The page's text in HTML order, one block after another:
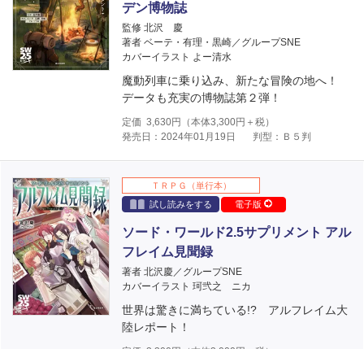
デン博物誌
監修 北沢 慶
著者 ベーテ・有理・黒崎／グループSNE
カバーイラスト よー清水
魔動列車に乗り込み、新たな冒険の地へ！
データも充実の博物誌第２弾！
定価 3,630円（本体3,300円＋税）
発売日：2024年01月19日
判型：Ｂ５判
ＴＲＰＧ（単行本）
試し読みをする
電子版
ソード・ワールド2.5サプリメント アル
フレイム見聞録
著者 北沢慶／グループSNE
カバーイラスト 珂弐之 ニカ
世界は驚きに満ちている!? アルフレイム大
陸レポート！